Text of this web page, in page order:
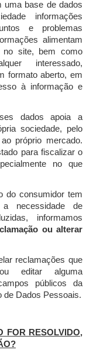
uma base de dados
informações
e problemas
alimentam
no site, bem como
interessado,
formato aberto, em
à informação e
dados apoia a
sociedade, pelo
próprio mercado.
para fiscalizar o
no que
do consumidor tem
necessidade de
informamos
ou alterar
reclamações que
editar alguma
públicos da
de Dados Pessoais.
FOR RESOLVIDO,